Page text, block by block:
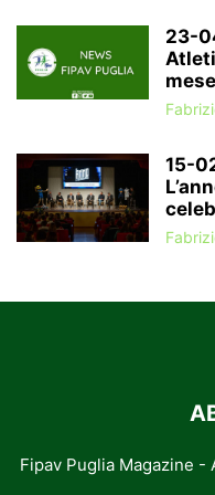
23-
15-
Fipav Puglia Magazine -